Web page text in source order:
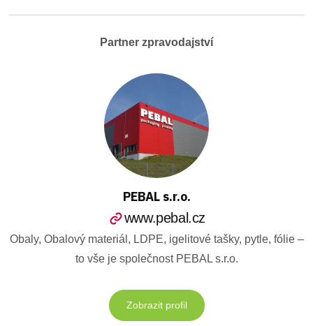
Partner zpravodajství
PEBAL s.r.o.
www.pebal.cz
Obaly, Obalový materiál, LDPE, igelitové tašky, pytle, fólie –
to vše je společnost PEBAL s.r.o.
Zobrazit profil